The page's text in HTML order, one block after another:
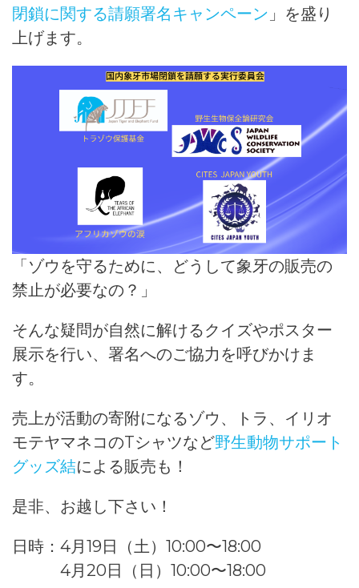
閉鎖に関する請願署名キャンペーン 」を盛り
上げます。
「ゾウを守るために、どうして象牙の販売の
禁止が必要なの？」
そんな疑問が自然に解けるクイズやポスター
展示を行い、署名へのご協力を呼びかけま
す。
売上が活動の寄附になるゾウ、トラ、イリオ
モテヤマネコのTシャツなど野生動物サポート
グッズ結による販売も！
是非、お越し下さい！
日時：4⽉19⽇（⼟）10:00〜18:00
4月20日（日）10:00〜18:00